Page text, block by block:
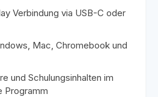
Verbindung via USB-C oder
Mac, Chromebook und
und Schulungsinhalten im
Programm